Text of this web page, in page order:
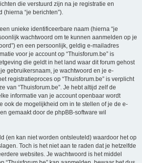
die verstuurd zijn na je registratie en
“je berichten”).
unieke identificeerbare naam (hierna “je
wachtwoord om te kunnen aanmelden op je
en een persoonlijk, geldig e-mailadres
voor je account op “Thuisforum.be” is
die geldt in het land waar dit forum gehost
gebruikersnaam, je wachtwoord en je e-
registratieproces op “Thuisforum.be” is verplicht
van “Thuisforum.be”. Je hebt altijd zelf de
informatie van je account openbaar wordt
ook de mogelijkheid om in te stellen of je de e-
gemaakt door de phpBB-software wil
(en kan niet worden ontsleuteld) waardoor het op
Toch is het niet aan te raden dat je hetzelfde
websites. Je wachtwoord is het middel